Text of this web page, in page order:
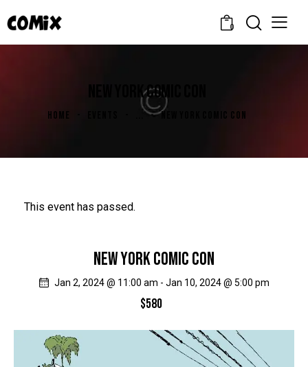
0
NEW YORK COMIC CON
HOME NEW YORK COMIC CON
This event has passed.
NEW YORK COMIC CON
Jan 2, 2024 @ 11:00 am - Jan 10, 2024 @ 5:00 pm
$580